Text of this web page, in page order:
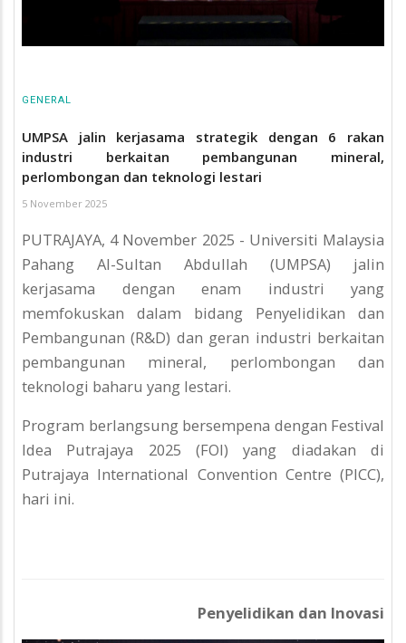
GENERAL
UMPSA jalin kerjasama strategik dengan 6 rakan
industri berkaitan pembangunan mineral,
perlombongan dan teknologi lestari
5 November 2025
PUTRAJAYA, 4 November 2025 - Universiti Malaysia
Pahang Al-Sultan Abdullah (UMPSA) jalin
kerjasama dengan enam industri yang
memfokuskan dalam bidang Penyelidikan dan
Pembangunan (R&D) dan geran industri berkaitan
pembangunan mineral, perlombongan dan
teknologi baharu yang lestari.
Program berlangsung bersempena dengan Festival
Idea Putrajaya 2025 (FOI) yang diadakan di
Putrajaya International Convention Centre (PICC),
hari ini.
Penyelidikan dan Inovasi